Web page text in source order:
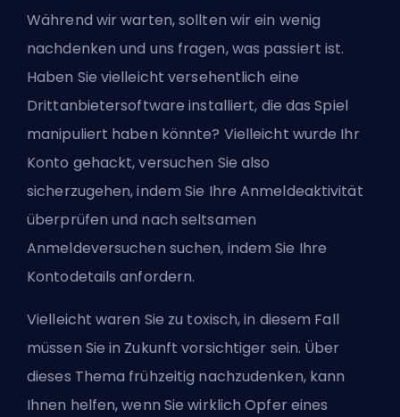
Während wir warten, sollten wir ein wenig
nachdenken und uns fragen, was passiert ist.
Haben Sie vielleicht versehentlich eine
Drittanbietersoftware installiert, die das Spiel
manipuliert haben könnte? Vielleicht wurde Ihr
Konto gehackt, versuchen Sie also
sicherzugehen, indem Sie Ihre Anmeldeaktivität
überprüfen und nach seltsamen
Anmeldeversuchen suchen, indem Sie Ihre
Kontodetails anfordern.
Vielleicht waren Sie zu toxisch, in diesem Fall
müssen Sie in Zukunft vorsichtiger sein. Über
dieses Thema frühzeitig nachzudenken, kann
Ihnen helfen, wenn Sie wirklich Opfer eines